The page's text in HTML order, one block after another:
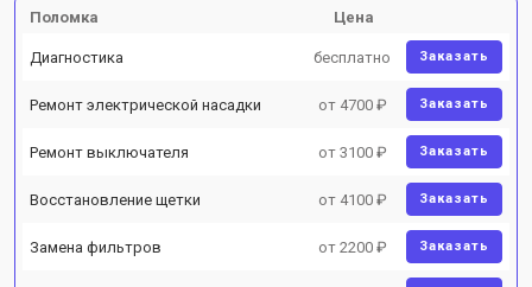
Поломка Цена
Диагностика бесплатно Заказать
Ремонт электрической насадки от 4700 ₽ Заказать
Ремонт выключателя от 3100 ₽ Заказать
Восстановление щетки от 4100 ₽ Заказать
Замена фильтров от 2200 ₽ Заказать